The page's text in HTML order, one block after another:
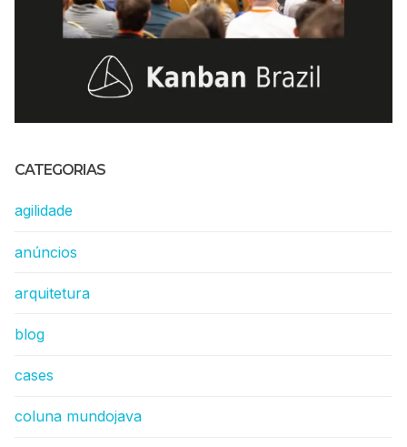
CATEGORIAS
agilidade
anúncios
arquitetura
blog
cases
coluna mundojava